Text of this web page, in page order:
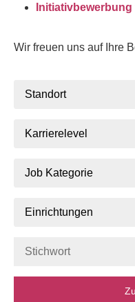
Wir freuen uns auf Ihre
Standort
Karrierelevel
Job Kategorie
Einrichtungen